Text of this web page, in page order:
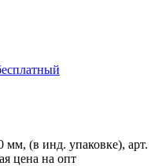
(в инд. упаковке), арт.
цена на опт